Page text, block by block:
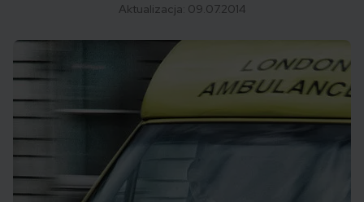
Aktualizacja: 09.07.2014